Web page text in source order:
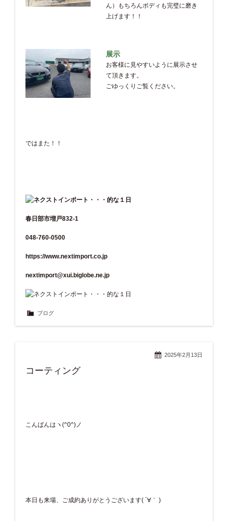
ん）もちろんボディも完璧に磨き
上げます！！
展示
お客様に見やすいように展示させ
て頂きます。
ごゆっくりご覧ください。
ではまた！！
春日部市増戸832-1
048-760-0500
https://www.nextimport.co.jp
nextimport@xui.biglobe.ne.jp
ブログ
2025年2月13日
コーティング
こんばんはヽ(^0^)ノ
本日も来場、ご成約ありがとうございます( ´∀｀ )